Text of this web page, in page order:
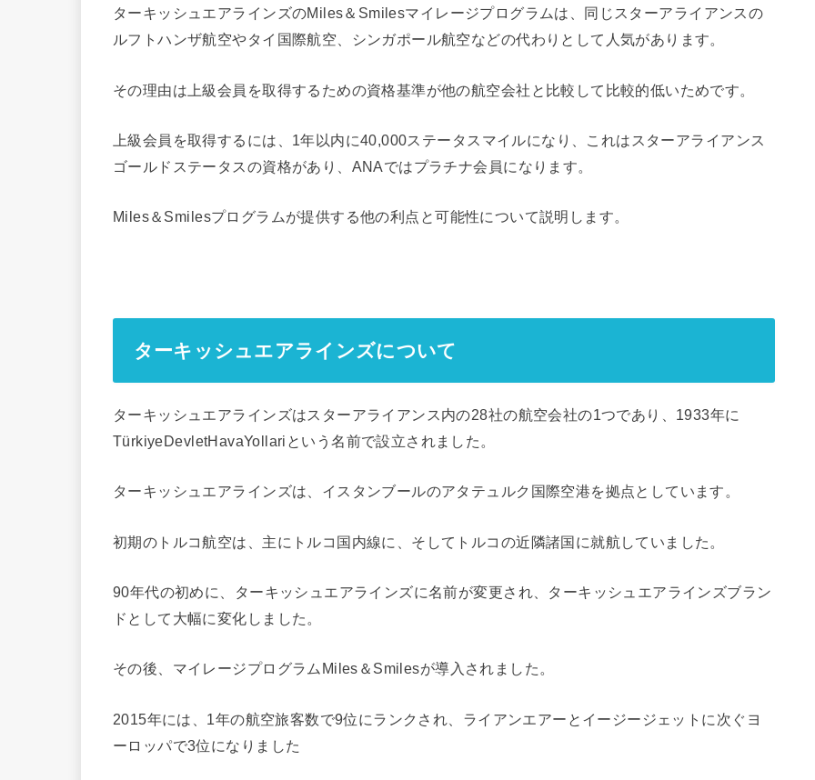
ターキッシュエアラインズのMiles＆Smilesマイレージプログラムは、同じスターアライアンスの
ルフトハンザ航空やタイ国際航空、シンガポール航空などの代わりとして人気があります。
その理由は上級会員を取得するための資格基準が他の航空会社と比較して比較的低いためです。
上級会員を取得するには、1年以内に40,000ステータスマイルになり、これはスターアライアンス
ゴールドステータスの資格があり、ANAではプラチナ会員になります。
Miles＆Smilesプログラムが提供する他の利点と可能性について説明します。
ターキッシュエアラインズについて
ターキッシュエアラインズはスターアライアンス内の28社の航空会社の1つであり、1933年に
TürkiyeDevletHavaYollariという名前で設立されました。
ターキッシュエアラインズは、イスタンブールのアタテュルク国際空港を拠点としています。
初期のトルコ航空は、主にトルコ国内線に、そしてトルコの近隣諸国に就航していました。
90年代の初めに、ターキッシュエアラインズに名前が変更され、ターキッシュエアラインズブラン
ドとして大幅に変化しました。
その後、マイレージプログラムMiles＆Smilesが導入されました。
2015年には、1年の航空旅客数で9位にランクされ、ライアンエアーとイージージェットに次ぐヨ
ーロッパで3位になりました